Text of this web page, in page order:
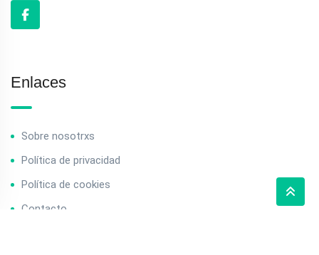
Enlaces
Sobre nosotrxs
Política de privacidad
Política de cookies
Contacto